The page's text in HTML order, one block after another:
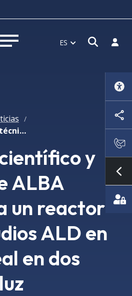
Abrir menú ES Abrir
/
Personal científico y técnico de ALBA desarrolla un reactor para estudios ALD en tiempo real en dos líneas de luz
y
ALBA
un reactor
ALD en
en dos